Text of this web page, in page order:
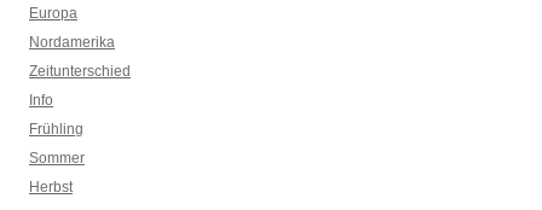
Europa
Nordamerika
Zeitunterschied
Info
Frühling
Sommer
Herbst